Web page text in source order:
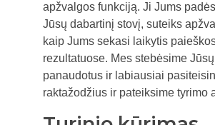
apžvalgos funkciją. Ji Jums
Jūsų dabartinį stovį, suteiks
kaip Jums sekasi laikytis
rezultatuose. Mes stebėsime Jūsų
panaudotus ir labiausiai
raktažodžius ir pateiksime tyrimo